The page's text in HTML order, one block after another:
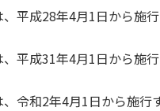
平成28年4月1日から施行
平成31年4月1日から施行
令和2年4月1日から施行